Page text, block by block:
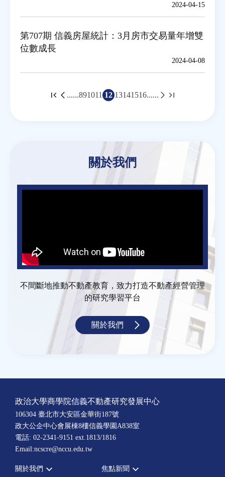
2024-04-15
第707期 信義房屋統計：3月房市交易量年增雙
位數成長
2024-04-08
......891011 12 13141516......
關於我們
不間斷地推動不動產教育，致力打造不動產經營管理
的研究學習平台
關於我們
政治大學商學院信義不動產研究發展中心
106304 臺北市大安區金華街187號
政大公企中心會展棟8樓信義學園A838室
電話: 02-2341-9151 ext.1813/1816
Email:ncscre@nccu.edu.tw
關於我們 焦點新聞